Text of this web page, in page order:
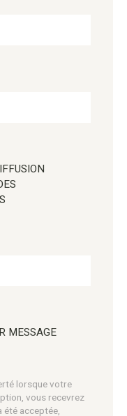
MESSAGE
lorsque votre
vous recevrez
acceptée,